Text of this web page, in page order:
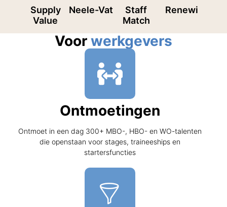
Supply
Value
Neele-Vat
Staff
Match
Renewi
Voor werkgevers
Ontmoetingen
Ontmoet in een dag 300+ MBO-, HBO- en WO-talenten
die openstaan voor stages, traineeships en
startersfuncties